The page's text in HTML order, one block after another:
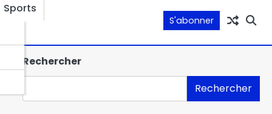
Sports
S'abonner
Rechercher
Rechercher